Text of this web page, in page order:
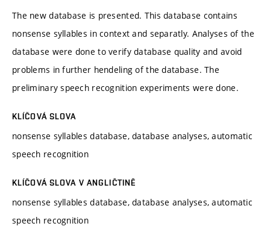
The new database is presented. This database contains
nonsense syllables in context and separatly. Analyses of the
database were done to verify database quality and avoid
problems in further hendeling of the database. The
preliminary speech recognition experiments were done.
KLÍČOVÁ SLOVA
nonsense syllables database, database analyses, automatic
speech recognition
KLÍČOVÁ SLOVA V ANGLIČTINĚ
nonsense syllables database, database analyses, automatic
speech recognition